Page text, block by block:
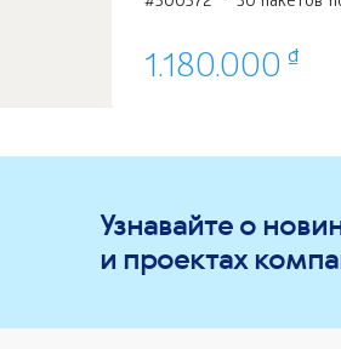
1.180.000 ₫
В корзину 1
Узнавайте о
и проектах